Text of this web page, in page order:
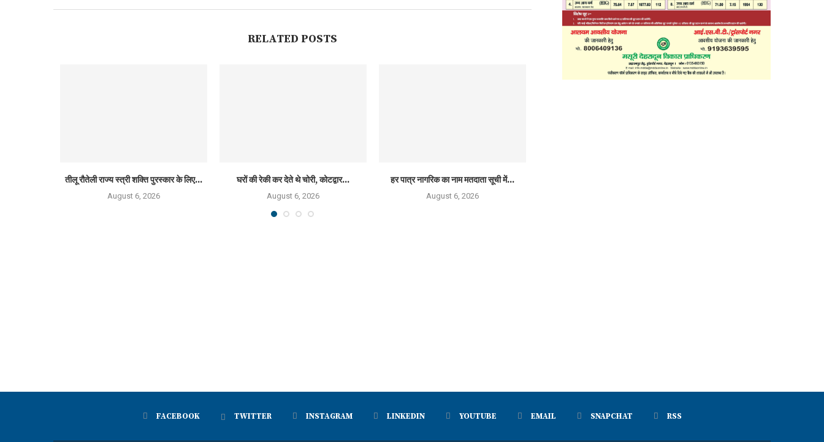
RELATED POSTS
तीलू रौतेली राज्य स्त्री शक्ति पुरस्कार के लिए...
August 6, 2026
घरों की रेकी कर देते थे चोरी, कोटद्वार...
August 6, 2026
हर पात्र नागरिक का नाम मतदाता सूची में...
August 6, 2026
FACEBOOK TWITTER INSTAGRAM LINKEDIN YOUTUBE EMAIL SNAPCHAT RSS